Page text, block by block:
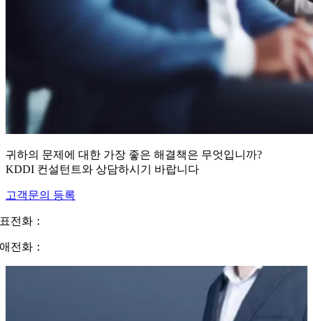
귀하의 문제에 대한 가장 좋은 해결책은 무엇입니까?
KDDI 컨설턴트와 상담하시기 바랍니다
고객문의 등록
전화：
전화：